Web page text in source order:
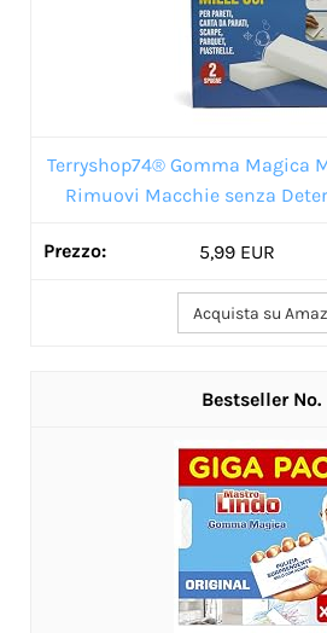
Terryshop74® Gomma Magica
Rimuovi Macchie senza
5,99 EUR
Acquista su